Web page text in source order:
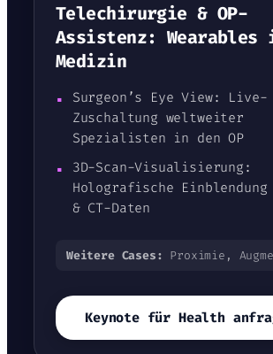
Telechirurgie & OP-
Assistenz: Wearables
Medizin
▪
Surgeon’s Eye View: Live-
Zuschaltung weltweiter
Spezialisten in den OP
▪
3D-Scan-Visualisierung:
Holografische Einblendung
& CT-Daten
Weitere Cases: Proximie,
Keynote für Health